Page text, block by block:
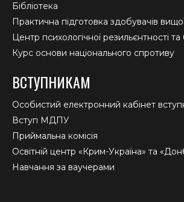
Бібліотека
Практична підготовка здобувачів
Центр психологічної резильєнтності
Курс основи національного спротиву
ВСТУПНИКАМ
Особистий електронний кабінет
Вступ МДПУ
Приймальна комісія
Освітній центр «Крим-Україна» та
Навчання за ваучерами